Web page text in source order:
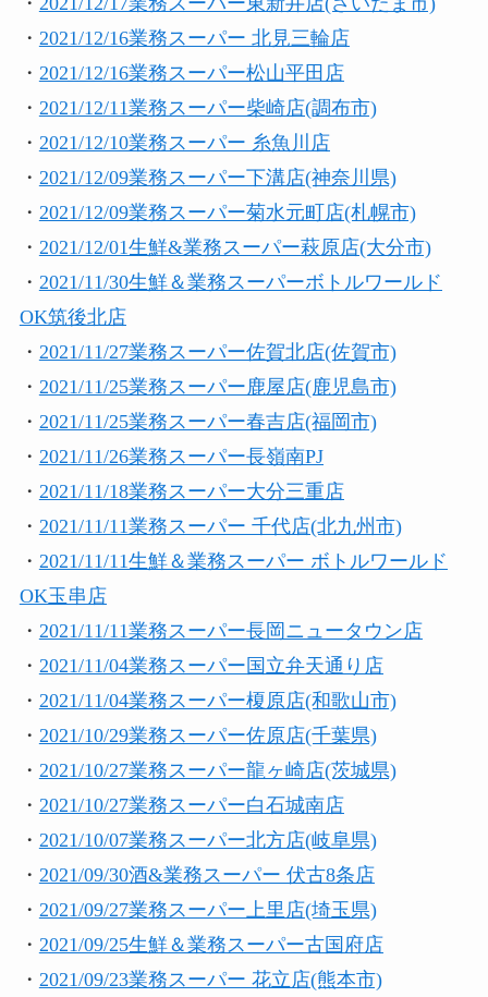
・ 2021/12/16業務スーパー 北見三輪店
・ 2021/12/16業務スーパー松山平田店
・ 2021/12/11業務スーパー柴崎店(調布市)
・ 2021/12/10業務スーパー 糸魚川店
・ 2021/12/09業務スーパー下溝店(神奈川県)
・ 2021/12/09業務スーパー菊水元町店(札幌市)
・ 2021/12/01生鮮&業務スーパー萩原店(大分市)
・ 2021/11/30生鮮＆業務スーパーボトルワールド
OK筑後北店
・ 2021/11/27業務スーパー佐賀北店(佐賀市)
・ 2021/11/25業務スーパー鹿屋店(鹿児島市)
・ 2021/11/25業務スーパー春吉店(福岡市)
・ 2021/11/26業務スーパー長嶺南PJ
・ 2021/11/18業務スーパー大分三重店
・ 2021/11/11業務スーパー 千代店(北九州市)
・ 2021/11/11生鮮＆業務スーパー ボトルワールド
OK玉串店
・ 2021/11/11業務スーパー長岡ニュータウン店
・ 2021/11/04業務スーパー国立弁天通り店
・ 2021/11/04業務スーパー榎原店(和歌山市)
・ 2021/10/29業務スーパー佐原店(千葉県)
・ 2021/10/27業務スーパー龍ヶ崎店(茨城県)
・ 2021/10/27業務スーパー白石城南店
・ 2021/10/07業務スーパー北方店(岐阜県)
・ 2021/09/30酒&業務スーパー 伏古8条店
・ 2021/09/27業務スーパー上里店(埼玉県)
・ 2021/09/25生鮮＆業務スーパー古国府店
・ 2021/09/23業務スーパー 花立店(熊本市)